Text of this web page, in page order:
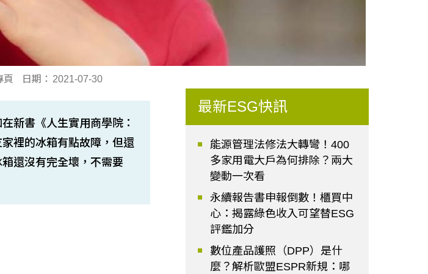
頁 日期： 2021-07-30
新書《人生實用商學院：
裡的冰箱有點故障，但還
還沒有完全壞，不需要
最新ESG快訊
能源管理法修法大轉彎！400
多家用電大戶為何排除？兩大
變動一次看
永續報告書申報倒數！櫃買中
心：揭露綠色收入可望替ESG
評鑑加分
數位產品護照（DPP）是什
麼？解析歐盟ESPR新規：哪